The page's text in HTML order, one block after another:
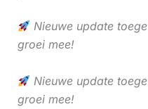
Nieuwe update
groei mee!
Nieuwe update
groei mee!